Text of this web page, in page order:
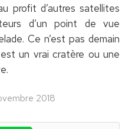
profit d’autres satellites
d’un point de vue
Ce n’est pas demain
un vrai cratère ou une
2018